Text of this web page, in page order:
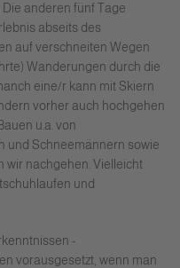
anderen fünf Tage
abseits des
auf verschneiten Wegen
Wanderungen durch die
eine/r kann mit Skiern
vorher auch hochgehen
u.a. von
und Schneemännern sowie
wir nachgehen. Vielleicht
und
-
vorausgesetzt, wenn man